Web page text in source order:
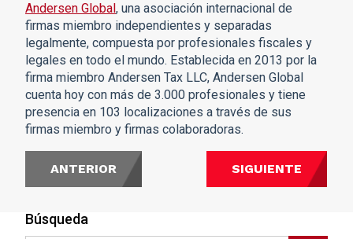
Búsqueda
Andersen Global, una asociación internacional de
firmas miembro independientes y separadas
legalmente, compuesta por profesionales fiscales y
legales en todo el mundo. Establecida en 2013 por la
firma miembro Andersen Tax LLC, Andersen Global
cuenta hoy con más de 3.000 profesionales y tiene
presencia en 103 localizaciones a través de sus
firmas miembro y firmas colaboradoras.
ANTERIOR SIGUIENTE